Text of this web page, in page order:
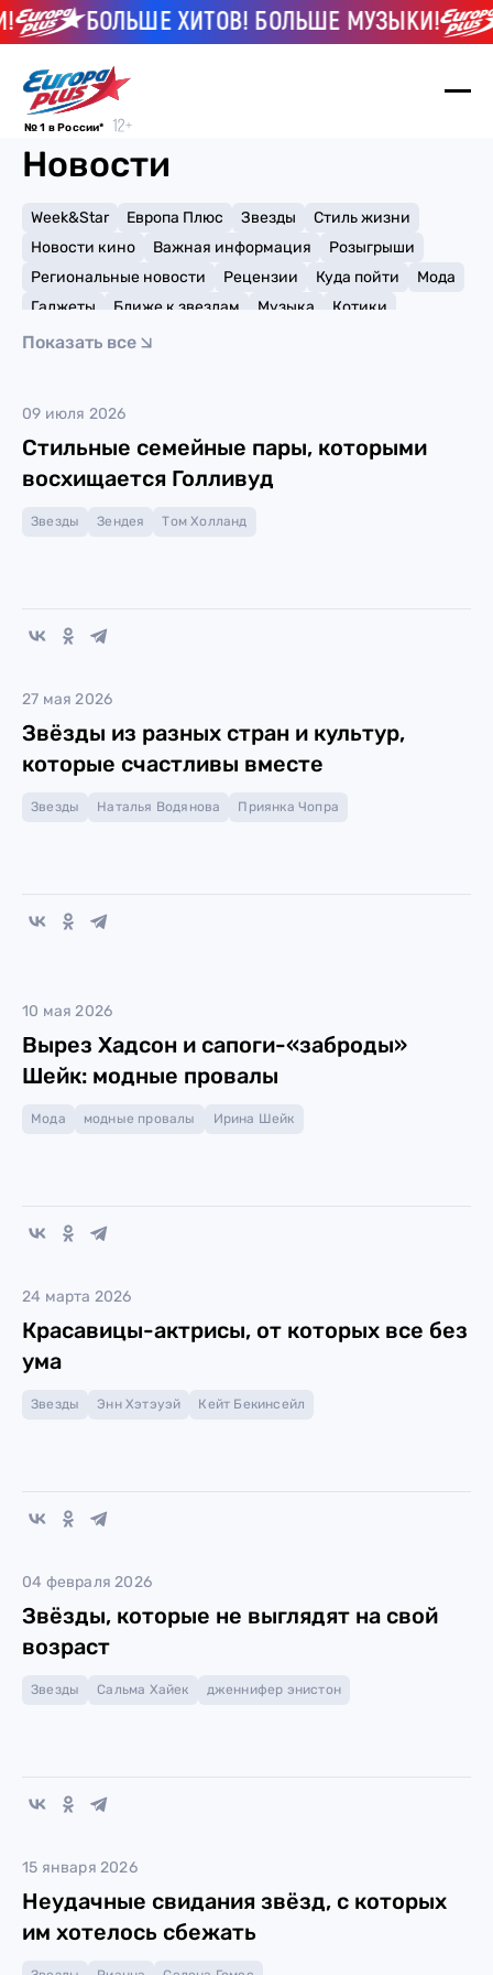
БОЛЬШЕ ХИТОВ! БОЛЬШЕ МУЗЫКИ!
№ 1 в России*
Новости
Week&Star Европа Плюс Звезды
Стиль жизни
Новости кино
Важная информация
Розыгрыши
Региональные новости
Рецензии Куда пойти
Мода
Гаджеты
Ближе к звездам Музыка
Котики
Мемы и тренды
Показать все
09 июля 2026
Стильные семейные пары, которыми
восхищается Голливуд
Звезды Зендея Том Холланд
27 мая 2026
Звёзды из разных стран и культур,
которые счастливы вместе
Звезды Наталья Водянова Приянка Чопра
10 мая 2026
Вырез Хадсон и сапоги-«заброды»
Шейк: модные провалы
Мода модные провалы Ирина Шейк
24 марта 2026
Красавицы-актрисы, от которых все без
ума
Звезды Энн Хэтэуэй Кейт Бекинсейл
04 февраля 2026
Звёзды, которые не выглядят на свой
возраст
Звезды Сальма Хайек дженнифер энистон
15 января 2026
Неудачные свидания звёзд, с которых
им хотелось сбежать